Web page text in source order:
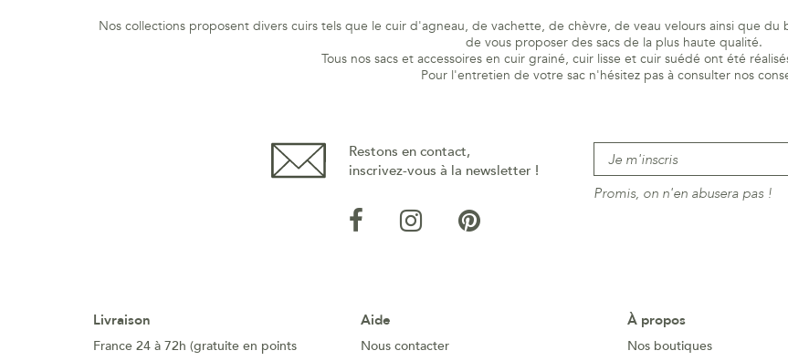
Nos collections proposent divers cuirs tels que le cuir d'agneau, de vachette, de chèvre, de veau velours ainsi que du
de vous proposer des sacs de la plus haute qualité.
Tous nos sacs et accessoires en cuir grainé, cuir lisse et cuir suédé ont été
Pour l'entretien de votre sac n'hésitez pas à consulter nos
Restons en contact,
inscrivez-vous à la newsletter !
Promis, on n'en abusera pas !
Livraison
France 24 à 72h (gratuite en points
Aide
Nous contacter
À propos
Nos boutiques